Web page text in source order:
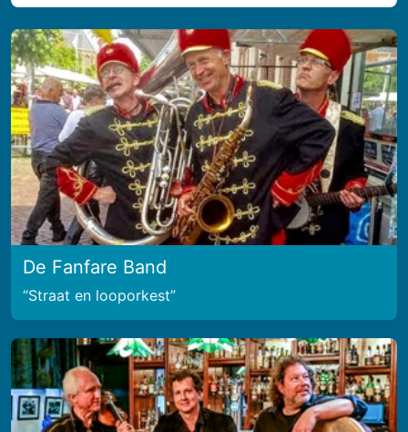
De Fanfare Band
Straat en looporkest